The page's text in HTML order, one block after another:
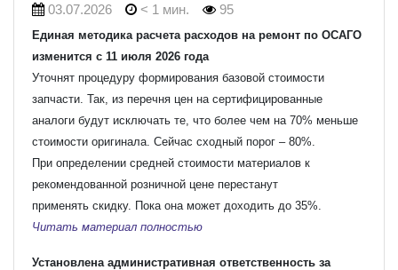
03.07.2026 < 1 мин. 95
Единая методика расчета расходов на ремонт по ОСАГО
изменится с 11 июля 2026 года
Уточнят процедуру формирования базовой стоимости
запчасти. Так, из перечня цен на сертифицированные
аналоги будут исключать те, что более чем на 70% меньше
стоимости оригинала. Сейчас сходный порог – 80%.
При определении средней стоимости материалов к
рекомендованной розничной цене перестанут
применять скидку. Пока она может доходить до 35%.
Читать материал полностью
Установлена административная ответственность за